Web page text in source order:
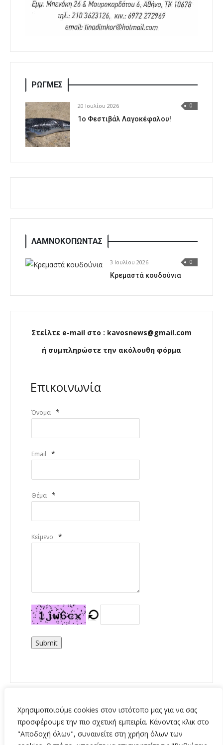
Χρησιμοποιούμε cookies στον ιστότοπο μας για να σας
προσφέρουμε την πιο σχετική εμπειρία. Κάνοντας κλικ στο
"Αποδοχή όλων", συναινείτε στη χρήση όλων των
ΡΩΓΜΕΣ
20 Ιουλίου 2026 0
1o Φεστιβάλ Λαγοκέφαλου!
ΛΑΜΝΟΚΟΠΩΝΤΑΣ
3 Ιουλίου 2026 0
Κρεμαστά κουδούνια
Στείλτε e-mail στο : kavosnews@gmail.com
ή συμπληρώστε την ακόλουθη φόρμα
Επικοινωνία
Όνομα *
Email *
Θέμα *
Κείμενο *
Submit